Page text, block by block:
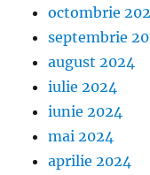
octombrie
septembrie
august 2024
iulie 2024
iunie 2024
mai 2024
aprilie 2024